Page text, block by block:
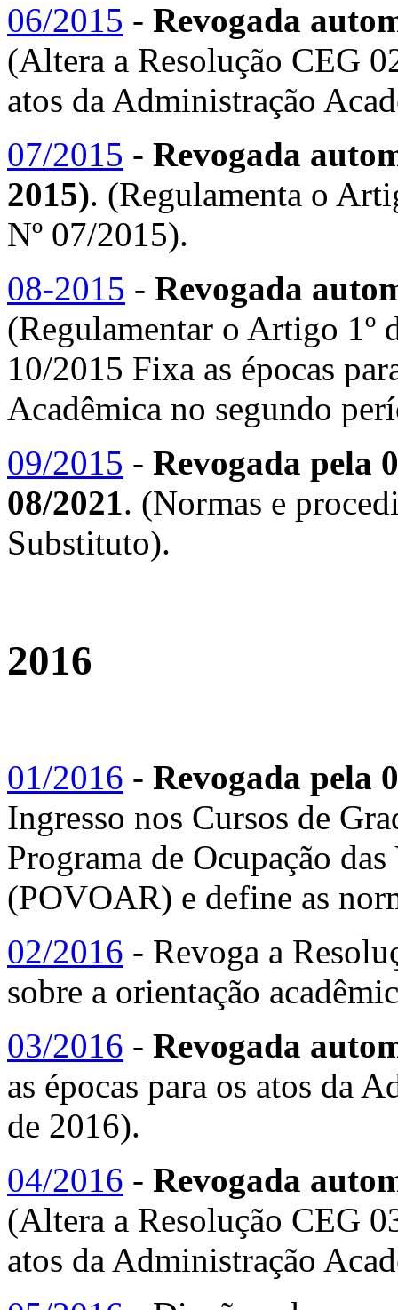
06/2015 - Revogada
(Altera a Resolução CEG
atos da Administração
07/2015 - Revogada
2015). (Regulamenta o
Nº 07/2015).
08-2015 - Revogada
(Regulamentar o Artigo 1º
10/2015 Fixa as épocas
Acadêmica no segundo
09/2015 - Revogada pela
08/2021. (Normas e
Substituto).
2016
01/2016 - Revogada pela
Ingresso nos Cursos de
Programa de Ocupação das
(POVOAR) e define as
02/2016 - Revoga a
sobre a orientação
03/2016 - Revogada
as épocas para os atos da
de 2016).
04/2016 - Revogada
(Altera a Resolução CEG
atos da Administração